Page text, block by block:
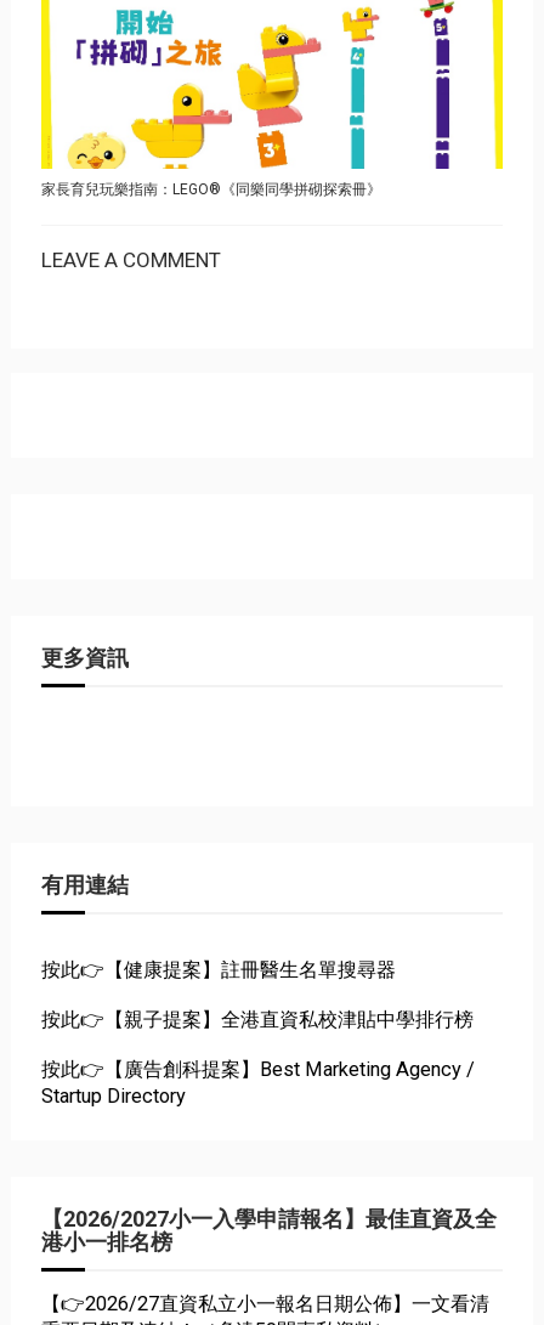
家長育兒玩樂指南：LEGO®《同樂同學拼砌探索冊》
LEAVE A COMMENT
更多資訊
有用連結
按此👉【健康提案】註冊醫生名單搜尋器
按此👉【親子提案】全港直資私校津貼中學排行榜
按此👉【廣告創科提案】Best Marketing Agency /
Startup Directory
【2026/2027小一入學申請報名】最佳直資及全
港小一排名榜
【👉2026/27直資私立小一報名日期公佈】一文看清